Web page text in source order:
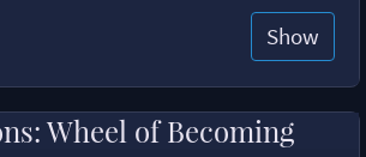
Show
Wheel of Becoming